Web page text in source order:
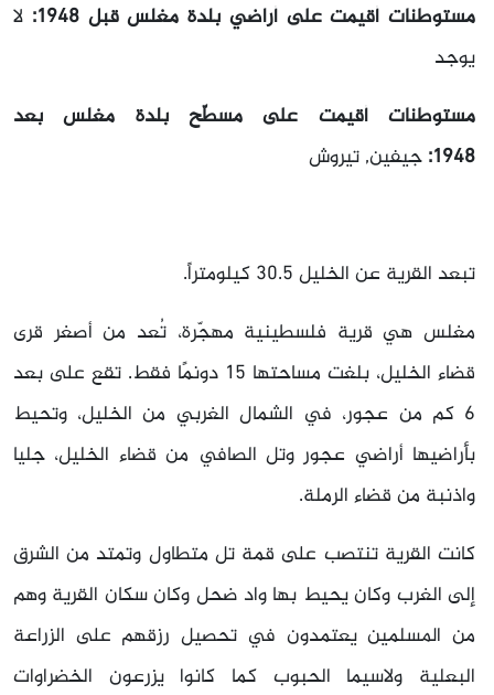
مستوطنات أقيمت على أراضي بلدة مغلس قبل 1948:
لا
يوجد
مستوطنات أقيمت على مسطّح بلدة مغلس بعد
1948: جيفين, تيروش
تبعد القرية عن الخليل 30.5 كيلومتراً.
مغلس هي قرية فلسطينية مهجّرة، تُعد من أصغر قرى
قضاء الخليل، بلغت مساحتها 15 دونمًا فقط. تقع على بعد
6 كم من عجور، في الشمال الغربي من الخليل، وتحيط
بأراضيها أراضي عجور وتل الصافي من قضاء الخليل، جليا
واذنبة من قضاء الرملة.
كانت القرية تنتصب على قمة تل متطاول وتمتد من الشرق
إلى الغرب وكان يحيط بها واد ضحل وكان سكان القرية وهم
من المسلمين يعتمدون في تحصيل رزقهم على الزراعة
البعلية ولاسيما الحبوب كما كانوا يزرعون الخضراوات